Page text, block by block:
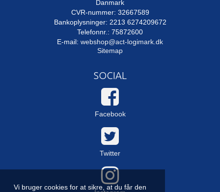
Vi bruger cookies for at sikre, at du får den
Danmark
CVR-nummer: 32667589
Bankoplysninger: 2213 6274209672
Telefonnr.: 75872600
E-mail: webshop@act-logimark.dk
Sitemap
SOCIAL
Facebook
Twitter